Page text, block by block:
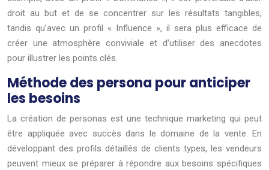
droit au but et de se concentrer sur les résultats tangibles,
tandis qu’avec un profil « Influence », il sera plus efficace de
créer une atmosphère conviviale et d’utiliser des anecdotes
pour illustrer les points clés.
Méthode des persona pour anticiper
les besoins
La création de personas est une technique marketing qui peut
être appliquée avec succès dans le domaine de la vente. En
développant des profils détaillés de clients types, les vendeurs
peuvent mieux se préparer à répondre aux besoins spécifiques